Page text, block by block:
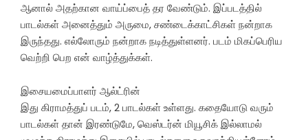
ஆனால் அதற்கான வாய்ப்பைத் தர வேண்டும். இப்படத்தில்
பாடல்கள் அனைத்தும் அருமை, சண்டைக்காட்சிகள் நன்றாக
இருந்தது. எல்லோரும் நன்றாக நடித்துள்ளனர். படம் மிகப்பெரிய
வெற்றி பெற என் வாழ்த்துக்கள்.
இசையமைப்பாளர் ஆல்ட்ரின்
இது கிராமத்துப் படம், 2 பாடல்கள் உள்ளது. கதையோடு வரும்
பாடல்கள் தான் இரண்டுமே, வெஸ்டர்ன் மியூசிக் இல்லாமல்